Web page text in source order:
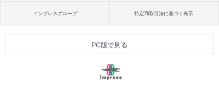
インプレスグループ 特定商取引法に基づく表示
PC版で見る